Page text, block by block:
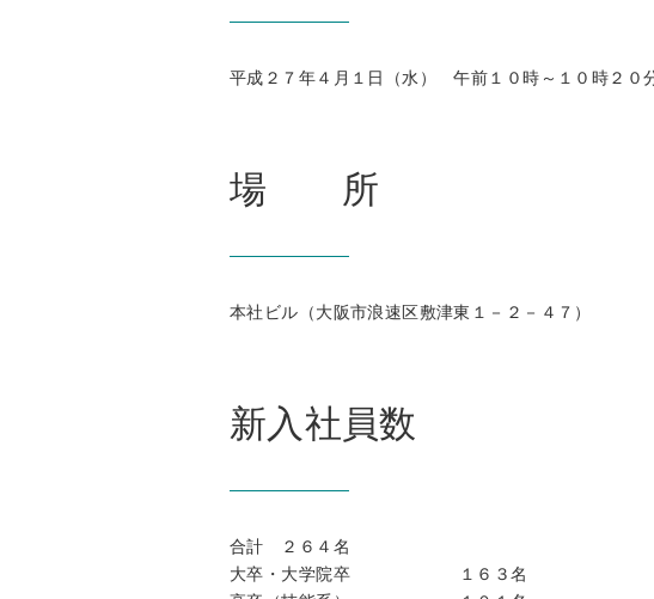
平成２７年４月１日（水） 午前１０時～１０時２０
場 所
本社ビル（大阪市浪速区敷津東１－２－４７）
新入社員数
合計 ２６４名
大卒・大学院卒 １６３名